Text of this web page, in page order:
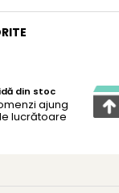
din stoc
ajung
lucrătoare